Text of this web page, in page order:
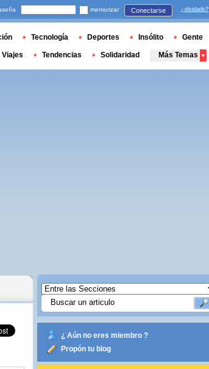
¿ Aún no eres miembro ?
Propón tu blog
memorizar Conectarse ¿olvidado?
Tecnología Deportes Insólito Gente
Viajes Tendencias Solidaridad Más Temas